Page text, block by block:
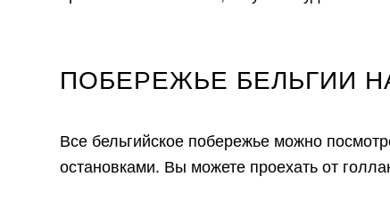
ПОБЕРЕЖЬЕ БЕЛЬГИИ
Все бельгийское побережье можно
остановками. Вы можете проехать от